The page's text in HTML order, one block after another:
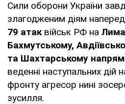
Сили оборони України
злагодженим діям
79 атаквійськ РФ на
Бахмутському,
та Шахтарському
веденні наступальних дій
фронту агресор нині
зусилля.